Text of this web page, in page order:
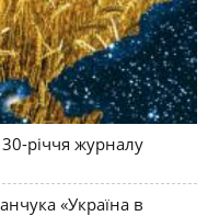
річчя журналу
«Україна в